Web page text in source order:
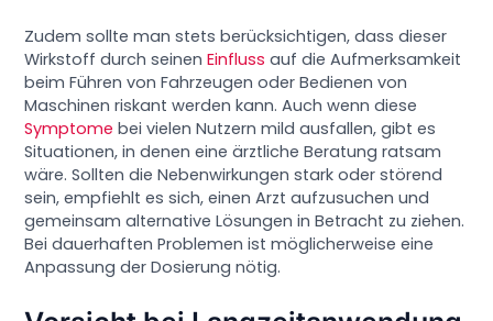
Zudem sollte man stets berücksichtigen, dass dieser
Wirkstoff durch seinenEinfluss auf die Aufmerksamkeit
beim Führen von Fahrzeugen oder Bedienen von
Maschinen riskant werden kann. Auch wenn diese
Symptome bei vielen Nutzern mild ausfallen, gibt es
Situationen, in denen eine ärztliche Beratung ratsam
wäre. Sollten die Nebenwirkungen stark oder störend
sein, empfiehlt es sich, einen Arzt aufzusuchen und
gemeinsam alternative Lösungen in Betracht zu ziehen.
Bei dauerhaften Problemen ist möglicherweise eine
Anpassung der Dosierung nötig.